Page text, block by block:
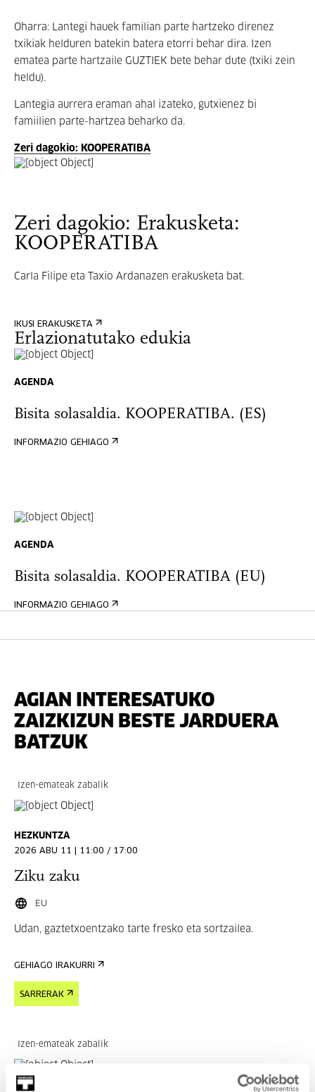
Oharra: Lantegi hauek familian parte hartzeko direnez
txikiak helduren batekin batera etorri behar dira. Izen
ematea parte hartzaile GUZTIEK bete behar dute (txiki zein
heldu).
Lantegia aurrera eraman ahal izateko, gutxienez bi
famiilien parte-hartzea beharko da.
Zeri dagokio: KOOPERATIBA
Zeri dagokio: Erakusketa:
KOOPERATIBA
Carla Filipe eta Taxio Ardanazen erakusketa bat.
IKUSI ERAKUSKETA
Erlazionatutako edukia
AGENDA
Bisita solasaldia. KOOPERATIBA. (ES)
INFORMAZIO GEHIAGO
AGENDA
Bisita solasaldia. KOOPERATIBA (EU)
INFORMAZIO GEHIAGO
AGIAN INTERESATUKO
ZAIZKIZUN BESTE JARDUERA
BATZUK
Izen-emateak zabalik
HEZKUNTZA
2026 ABU 11 | 11:00 / 17:00
Ziku zaku
EU
Udan, gaztetxoentzako tarte fresko eta sortzailea.
GEHIAGO IRAKURRI
SARRERAK
Izen-emateak zabalik